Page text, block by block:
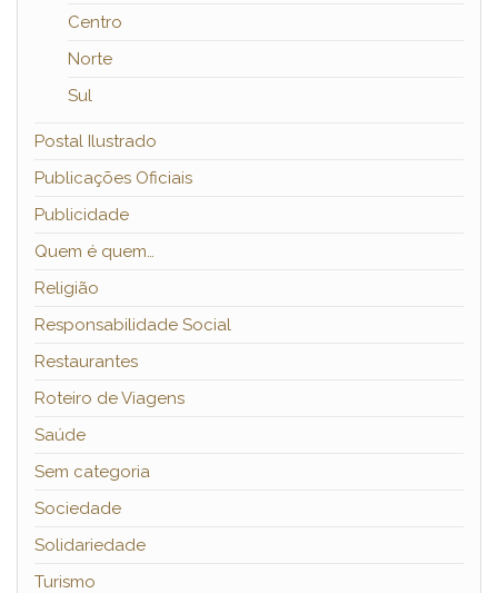
Centro
Norte
Sul
Postal Ilustrado
Publicações Oficiais
Publicidade
Quem é quem…
Religião
Responsabilidade Social
Restaurantes
Roteiro de Viagens
Saúde
Sem categoria
Sociedade
Solidariedade
Turismo